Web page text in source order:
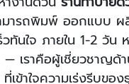
ารถพิมพ์ ออกแบบ ผ
ทันใจ ภายใน 1-2 วัน
— เราคือผู้เชี่ยวชาญด้
เข้าใจความเร่งรีบขอ